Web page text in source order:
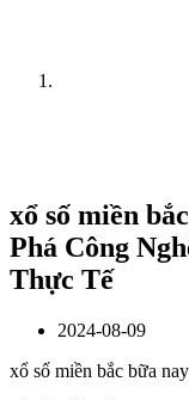
xổ số miền
Phá Công
Thực Tế
2024-08-09
xổ số miền bắc bữa